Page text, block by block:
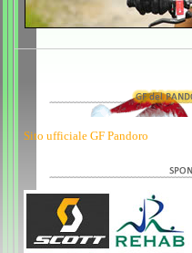
Sito ufficiale GF Pandoro